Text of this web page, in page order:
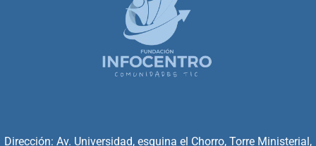
Dirección: Av. Universidad, esquina el Chorro, Torre Ministerial,